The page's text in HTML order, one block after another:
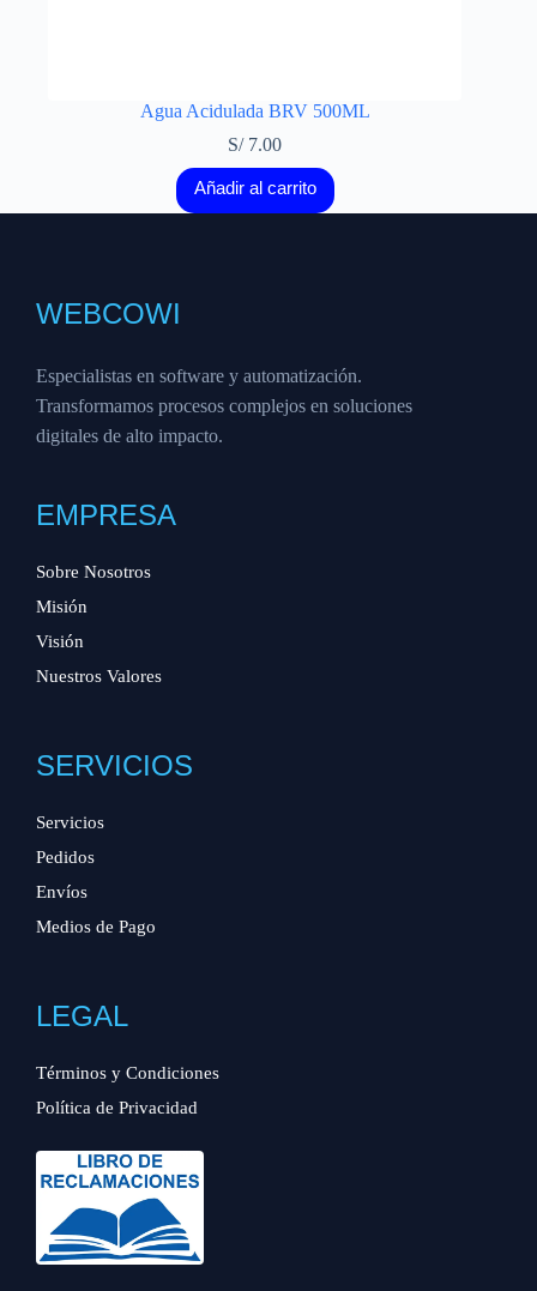
Agua Acidulada BRV 500ML
S/7.00
Añadir al carrito
WEBCOWI
Especialistas en software y automatización.
Transformamos procesos complejos en soluciones
digitales de alto impacto.
EMPRESA
Sobre Nosotros
Misión
Visión
Nuestros Valores
SERVICIOS
Servicios
Pedidos
Envíos
Medios de Pago
LEGAL
Términos y Condiciones
Política de Privacidad